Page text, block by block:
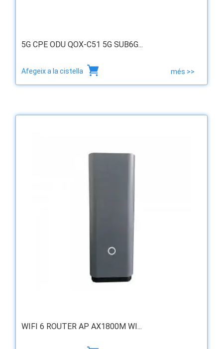
5G CPE ODU QOX-C51 5G SUB6G...
Afegeix a la cistella més >>
WIFI 6 ROUTER AP AX1800M WI...